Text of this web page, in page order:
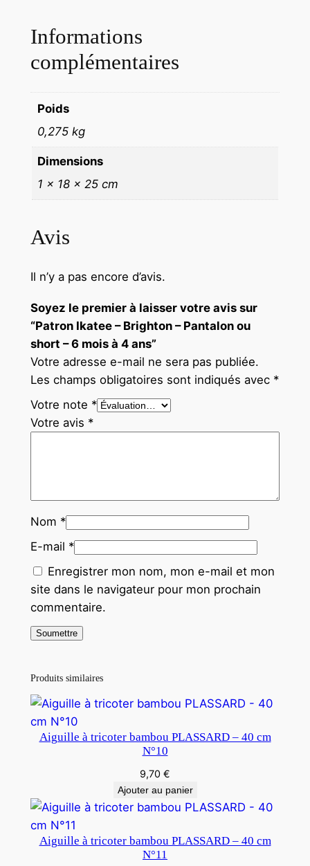
r
–
m
o
à
a
s
Informations
complémentaires
Poids
0,275 kg
Dimensions
1 × 18 × 25 cm
Avis
Il n’y a pas encore d’avis.
Soyez le premier à laisser votre avis sur
“Patron Ikatee – Brighton – Pantalon ou
short – 6 mois à 4 ans”
Votre adresse e-mail ne sera pas publiée.
Les champs obligatoires sont indiqués avec *
Votre note *
Votre avis *
Nom *
E-mail *
Enregistrer mon nom, mon e-mail et mon
site dans le navigateur pour mon prochain
commentaire.
Produits similaires
Aiguille à tricoter bambou PLASSARD – 40 cm
N°10
9,70 €
Ajouter au panier
Aiguille à tricoter bambou PLASSARD – 40 cm
N°11